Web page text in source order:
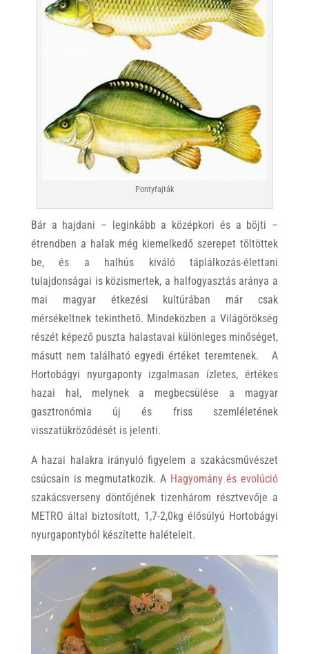
Pontyfajták
Bár a hajdani – leginkább a középkori és a böjti –
étrendben a halak még kiemelkedő szerepet töltöttek
be, és a halhús kiváló táplálkozás-élettani
tulajdonságai is közismertek, a halfogyasztás aránya a
mai magyar étkezési kultúrában már csak
mérsékeltnek tekinthető. Mindeközben a Világörökség
részét képező puszta halastavai különleges minőséget,
másutt nem található egyedi értéket teremtenek. A
Hortobágyi nyurgaponty izgalmasan ízletes, értékes
hazai hal, melynek a megbecsülése a magyar
gasztronómia új és friss szemléletének
visszatükröződését is jelenti.
A hazai halakra irányuló figyelem a szakácsművészet
csúcsain is megmutatkozik. A Hagyomány és evolúció
szakácsverseny döntőjének tizenhárom résztvevője a
METRO által biztosított, 1,7-2,0kg élősúlyú Hortobágyi
nyurgapontyból készítette halételeit.